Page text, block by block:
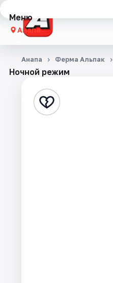
Меню
Анапа
Концерты
Стендап
Ночной режим
Анапа Ферма Альпак